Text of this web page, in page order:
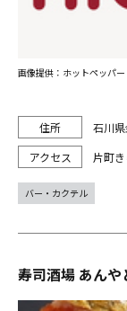
石川
片町
画像提供：ホットペッパー
バー・カクテル
寿司酒場 あんや